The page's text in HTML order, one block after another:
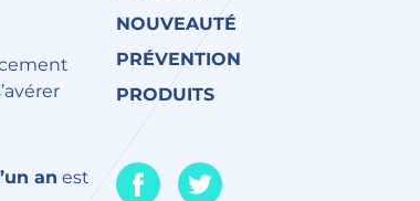
an est
NOUVEAUTÉ
PRÉVENTION
PRODUITS